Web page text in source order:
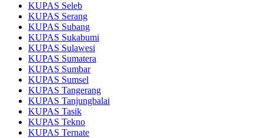
KUPAS Seleb
KUPAS Serang
KUPAS Subang
KUPAS Sukabumi
KUPAS Sulawesi
KUPAS Sumatera
KUPAS Sumbar
KUPAS Sumsel
KUPAS Tangerang
KUPAS Tanjungbalai
KUPAS Tasik
KUPAS Tekno
KUPAS Ternate